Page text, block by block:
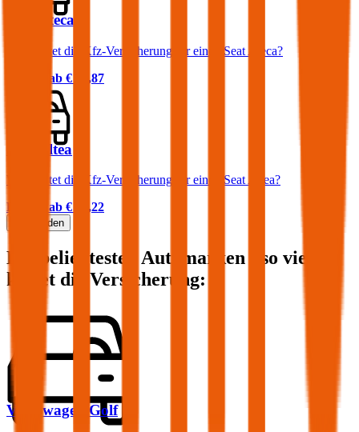
Seat Ateca
Was kostet die Kfz-Versicherung für einen Seat Ateca?
Prämie ab € 66,87
Seat Altea
Was kostet die Kfz-Versicherung für einen Seat Altea?
Prämie ab € 45,22
Mehr laden
Die beliebtesten Automarken - so viel
kostet die Versicherung:
Volkswagen Golf